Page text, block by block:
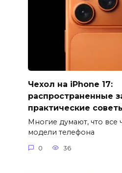
Чехол на iPhone 17:
распространенные
практические
Многие думают, что все
модели телефона
0 36